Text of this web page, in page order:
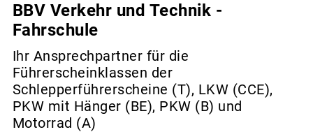
BBV Verkehr und Technik -
Fahrschule
Ihr Ansprechpartner für die
Führerscheinklassen der
Schlepperführerscheine (T), LKW (CCE),
PKW mit Hänger (BE), PKW (B) und
Motorrad (A)